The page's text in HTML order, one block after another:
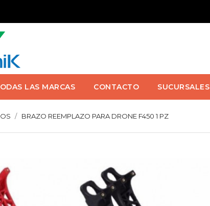
LAS MARCAS CONTACTO SUCURSALES
BRAZO REEMPLAZO PARA DRONE F450 1 PZ